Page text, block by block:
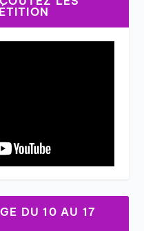
DU 10 AU 17